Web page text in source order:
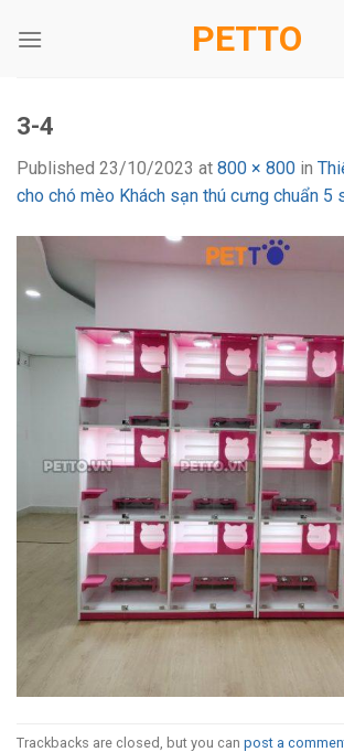
PETTO
3-4
Published 23/10/2023 at 800 × 800 in
cho chó mèo Khách sạn thú cưng chuẩn 5
Trackbacks are closed, but you can post a